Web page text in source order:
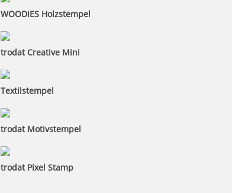
WOODIES Holzstempel
trodat Creative Mini
Textilstempel
trodat Motivstempel
trodat Pixel Stamp